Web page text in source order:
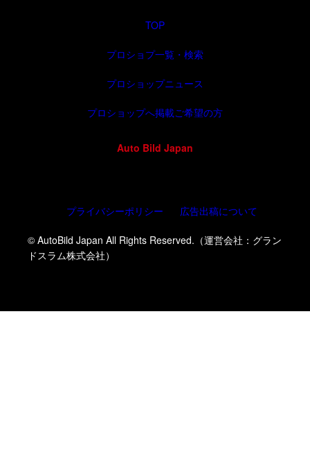
TOP
プロショプ一覧・検索
プロショップニュース
プロショップへ掲載ご希望の方
Auto Bild Japan
© AutoBild Japan All Rights Reserved.（運営会社：グラン
ドスラム株式会社）
プライバシーポリシー 広告出稿について